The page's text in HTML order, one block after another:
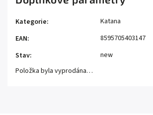
Kategorie:
Katana
EAN:
8595705403147
Stav:
new
Položka byla vyprodána…